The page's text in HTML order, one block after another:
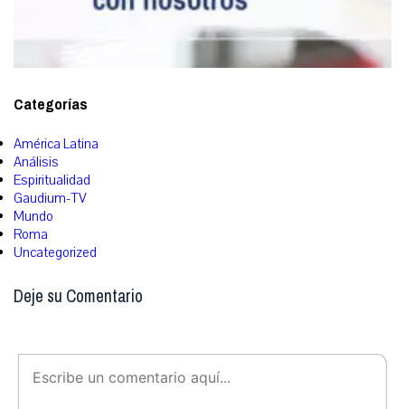
Categorías
América Latina
Análisis
Espiritualidad
Gaudium-TV
Mundo
Roma
Uncategorized
Deje su Comentario